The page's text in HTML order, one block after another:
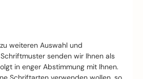
weiteren Auswahl und
senden wir Ihnen als
in enger Abstimmung mit Ihnen.